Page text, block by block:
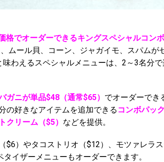
格でオーダーできるキングスペシャルコンボ
ムール貝、コーン、ジャガイモ、スパムが
わえるスペシャルメニューは、2～3名分
ガニが単品$48（通常$65） でオーダーでき
の好きなアイテムを追加できる コンボパッ
クリーム（$5） などを提供。
$6）やタコストリオ（$12）、モツァレラ
イザーメニューもオーダーできます。